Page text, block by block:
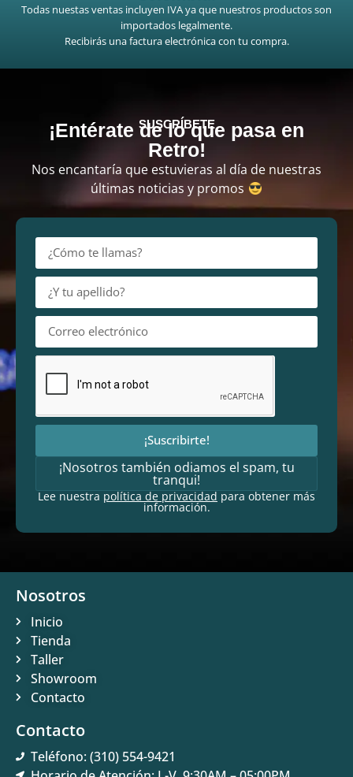
Todas nuestas ventas incluyen IVA ya que nuestros productos son
importados legalmente.
Recibirás una factura electrónica con tu compra.
SUSCRÍBETE
¡Entérate de lo que pasa en
Retro!
Nos encantaría que estuvieras al día de nuestras
últimas noticias y promos
¡Suscribirte!
¡Nosotros también odiamos el spam, tu
tranqui!
Lee nuestrapolítica de privacidadpara obtener más
información.
Nosotros
Inicio
Tienda
Taller
Showroom
Contacto
Contacto
Teléfono: (310) 554-9421